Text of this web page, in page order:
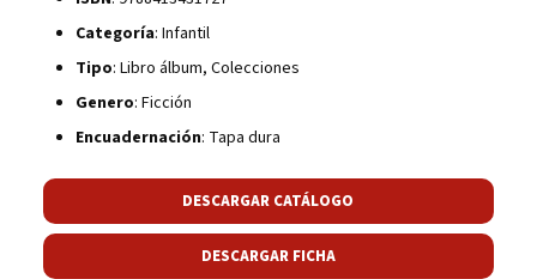
Categoría: Infantil
Tipo: Libro álbum, Colecciones
Genero: Ficción
Encuadernación: Tapa dura
DESCARGAR CATÁLOGO
DESCARGAR FICHA